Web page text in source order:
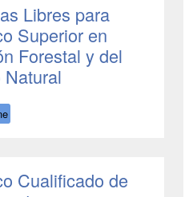
Libres para
Superior en
Forestal y del
Natural
Cualificado de